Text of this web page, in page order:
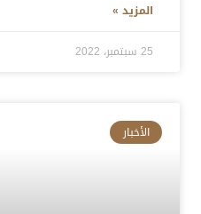
المزيد »
25 سبتمبر، 2022
الأخبار